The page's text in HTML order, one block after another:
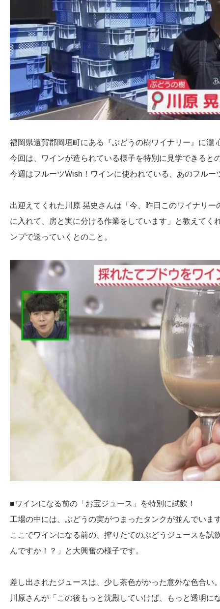
福岡県遠賀郡岡垣町にある『ぶどうの樹ワイナリー』に瀧
今回は、ワインが造られている様子を特別に見学できると
今週はフルーツWish！ワインに使われている、あのフルー
出迎えてくれた川原 晃史さんは「今、昨日このワイナリ
に入れて、房と実に分ける作業をしています」と教えて
ンプで送っていくとのこと。
■ワインになる前の「お宝ジュース」を特別に試飲！
工場の中には、ぶどうの実がつまったタンクが並んでいま
ここでワインになる前の、搾りたてのぶどうジュースを
んですか！？」と大興奮の様子です。
差し出されたジュースは、少し茶色がかった意外な色合い
川原さんが「この後もっと沈殿していけば、もっと透明に